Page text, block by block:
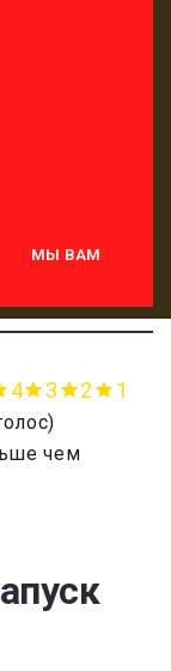
МЫ ВАМ
4 3 2 1
)
чем